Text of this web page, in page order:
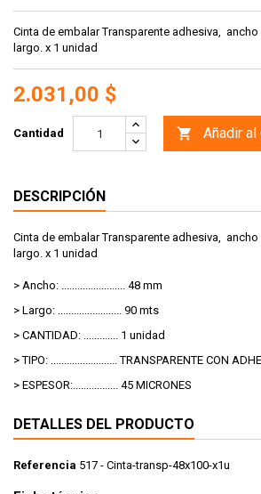
Cinta de embalar Transparente adhesiva,
largo. x 1 unidad
2.031,00 $
Cantidad  Añadir al
DESCRIPCIÓN
Cinta de embalar Transparente adhesiva,
largo. x 1 unidad
> Ancho: ........................ 48 mm
> Largo: ........................ 90 mts
> CANTIDAD: ............. 1 unidad
> TIPO: ......................... TRANSPARENTE CON
> ESPESOR:................. 45 MICRONES
DETALLES DEL PRODUCTO
Referencia 517 - Cinta-transp-48x100-x1u